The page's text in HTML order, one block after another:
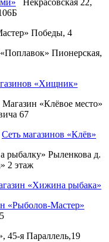
Некрасовская 22,
Победы, 4
Пионерская,
«Хищник»
«Клёвое место»
67
Cеть магазинов «Клёв»
рыбалку» Рыленкова д.
2 этаж
«Хижина рыбака»
«Рыболов-Мастер»
45-я Параллель,19